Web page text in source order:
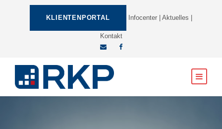
KLIENTENPORTAL Infocenter| Aktuelles
Kontakt